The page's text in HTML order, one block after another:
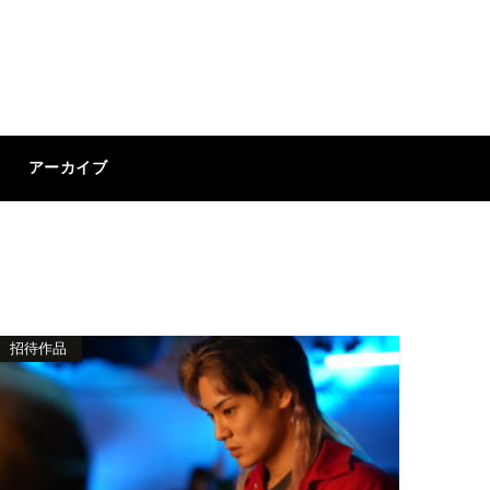
アーカイブ
招待作品